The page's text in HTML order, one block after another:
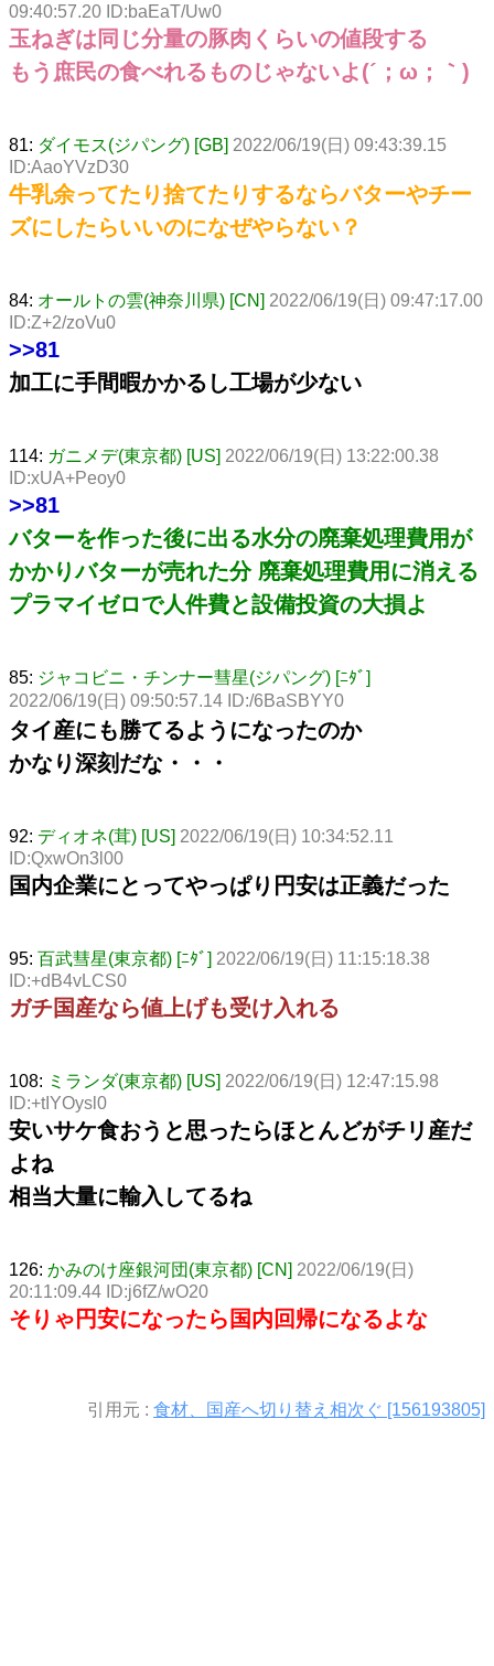
09:40:57.20 ID:baEaT/Uw0
玉ねぎは同じ分量の豚肉くらいの値段する
もう庶民の食べれるものじゃないよ(´；ω；｀)
81: ダイモス(ジパング) [GB] 2022/06/19(日) 09:43:39.15
ID:AaoYVzD30
牛乳余ってたり捨てたりするならバターやチー
ズにしたらいいのになぜやらない？
84: オールトの雲(神奈川県) [CN] 2022/06/19(日) 09:47:17.00
ID:Z+2/zoVu0
>>81
加工に手間暇かかるし工場が少ない
114: ガニメデ(東京都) [US] 2022/06/19(日) 13:22:00.38
ID:xUA+Peoy0
>>81
バターを作った後に出る水分の廃棄処理費用が
かかりバターが売れた分 廃棄処理費用に消える
プラマイゼロで人件費と設備投資の大損よ
85: ジャコビニ・チンナー彗星(ジパング) [ﾆﾀﾞ]
2022/06/19(日) 09:50:57.14 ID:/6BaSBYY0
タイ産にも勝てるようになったのか
かなり深刻だな・・・
92: ディオネ(茸) [US] 2022/06/19(日) 10:34:52.11
ID:QxwOn3l00
国内企業にとってやっぱり円安は正義だった
95: 百武彗星(東京都) [ﾆﾀﾞ] 2022/06/19(日) 11:15:18.38
ID:+dB4vLCS0
ガチ国産なら値上げも受け入れる
108: ミランダ(東京都) [US] 2022/06/19(日) 12:47:15.98
ID:+tIYOysl0
安いサケ食おうと思ったらほとんどがチリ産だ
よね
相当大量に輸入してるね
126: かみのけ座銀河団(東京都) [CN] 2022/06/19(日)
20:11:09.44 ID:j6fZ/wO20
そりゃ円安になったら国内回帰になるよな
引用元 : 食材、国産へ切り替え相次ぐ [156193805]